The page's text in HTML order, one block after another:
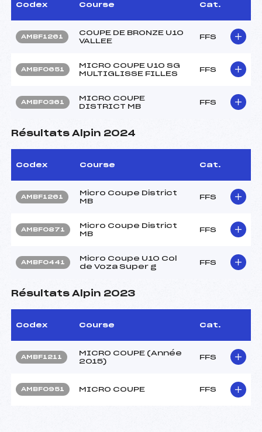
Codex Course Cat.
AMBF1261
COUPE DE BRONZE U10
VALLEE
FFS
AMBF0651
MICRO COUPE U10 SG
MULTIGLISSE FILLES
FFS
AMBF0361
MICRO COUPE
DISTRICT MB
FFS
Résultats Alpin 2024
Codex Course Cat.
AMBF1261
Micro Coupe District
MB
FFS
AMBF0871
Micro Coupe District
MB
FFS
AMBF0441
Micro Coupe U10 Col
de Voza Super g
FFS
Résultats Alpin 2023
Codex Course Cat.
AMBF1211
MICRO COUPE (Année
2015)
FFS
AMBF0951 MICRO COUPE FFS